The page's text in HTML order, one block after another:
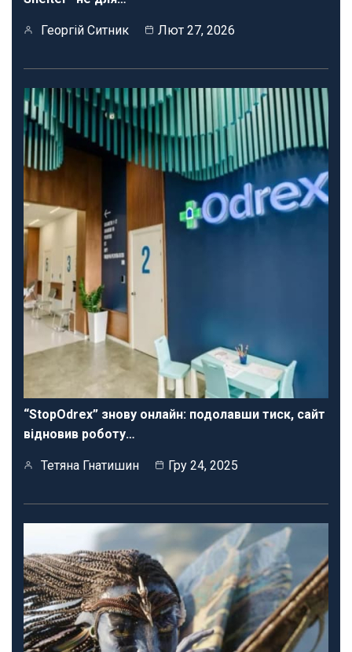
Георгій Ситник Лют 27, 2026
“StopOdrex” знову онлайн: подолавши тиск, сайт
відновив роботу…
Тетяна Гнатишин Гру 24, 2025